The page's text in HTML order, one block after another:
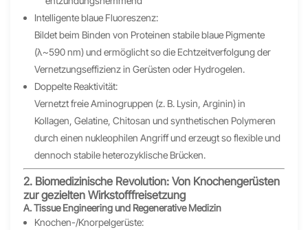
Intelligente blaue Fluoreszenz:
Bildet beim Binden von Proteinen stabile blaue Pigmente
(λ~590 nm) und ermöglicht so die Echtzeitverfolgung der
Vernetzungseffizienz in Gerüsten oder Hydrogelen.
Doppelte Reaktivität:
Vernetzt freie Aminogruppen (z. B. Lysin, Arginin) in
Kollagen, Gelatine, Chitosan und synthetischen Polymeren
durch einen nukleophilen Angriff und erzeugt so flexible und
dennoch stabile heterozyklische Brücken.
2. Biomedizinische Revolution: Von Knochengerüsten
zur gezielten Wirkstofffreisetzung
A. Tissue Engineering und Regenerative Medizin
Knochen-/Knorpelgerüste: